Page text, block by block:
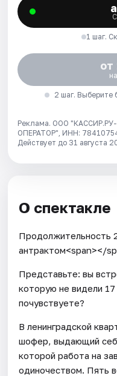
1 шаг.
от
2 шаг. Выберите
Реклама. ООО
ОПЕРАТОР", ИНН:
Действует до 31 августа
О спектакле
Продолжительность
антрактом<span></
Представьте: вы
которую не видели
почувствуете?
В ленинградской
шофер, выдающий
которой работа на
одиночеством. Пять